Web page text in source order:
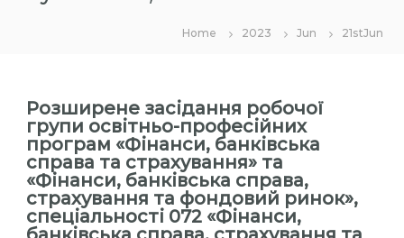
р
с
ь
к
и
й
І
Home 2023 Jun 21stJun
Розширене засідання робочої
групи освітньо-професійних
програм «Фінанси, банківська
справа та страхування» та
«Фінанси, банківська справа,
страхування та фондовий ринок»,
спеціальності 072 «Фінанси,